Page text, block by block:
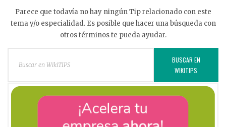
Parece que todavía no hay ningún Tip relacionado con este
tema y/o especialidad. Es posible que hacer una búsqueda con
otros términos te pueda ayudar.
BUSCAR EN
WIKITIPS